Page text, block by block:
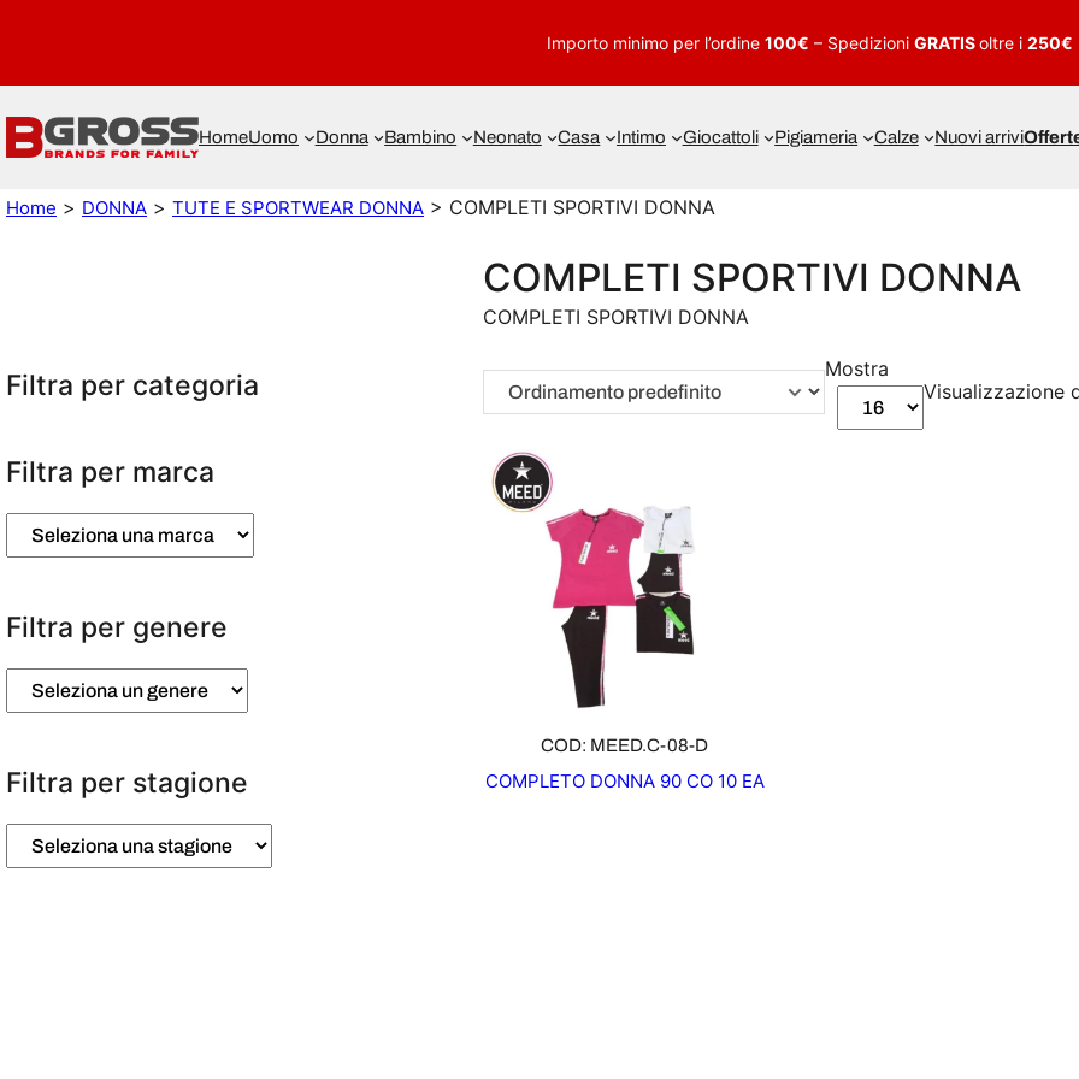
Importo minimo per l’ordine 100€ – Spedizioni GRATISoltre i 250€
HomeUomo Donna Bambino Neonato Casa Intimo Giocattoli Pigiameria Calze Nuovi arrivi
Home > DONNA > TUTE E SPORTWEAR DONNA > COMPLETI SPORTIVI DONNA
Filtra per categoria
Filtra per marca
Filtra per genere
Filtra per stagione
COMPLETI SPORTIVI DONNA
COMPLETI SPORTIVI DONNA
Mostra
Visualizzazione
COD: MEED.C-08-D
COMPLETO DONNA 90 CO 10 EA